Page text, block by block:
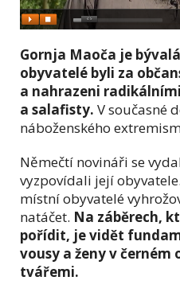
Gornja Maoča je
obyvatelé byli za
a nahrazeni
a salafisty. V současné
náboženského
Němečtí novináři se
vyzpovídali její
místní obyvatelé
natáčet. Na záběrech,
pořídit, je vidět
vousy a ženy v černém
tvářemi.